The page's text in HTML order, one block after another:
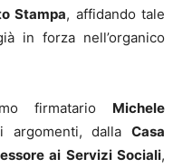
Stampa, affidando tale
in forza nell’organico
firmatario Michele
argomenti, dalla Casa
ai Servizi Sociali,